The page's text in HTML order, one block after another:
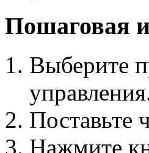
Пошаговая
Выберите
Поставьте
Нажмите